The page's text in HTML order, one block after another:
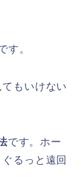
す。
もいけない
です。ホー
るっと遠回